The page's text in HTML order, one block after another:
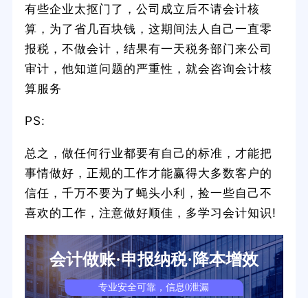
有些企业太抠门了，公司成立后不请会计核
算，为了省几百块钱，这期间法人自己一直零
报税，不做会计，结果有一天税务部门来公司
审计，他知道问题的严重性，就会咨询会计核
算服务
PS:
总之，做任何行业都要有自己的标准，才能把
事情做好，正规的工作才能赢得大多数客户的
信任，千万不要为了蝇头小利，捡一些自己不
喜欢的工作，注意做好顺佳，多学习会计知识!
会计做账·申报纳税·降本增效
专业安全可靠，信息0泄漏